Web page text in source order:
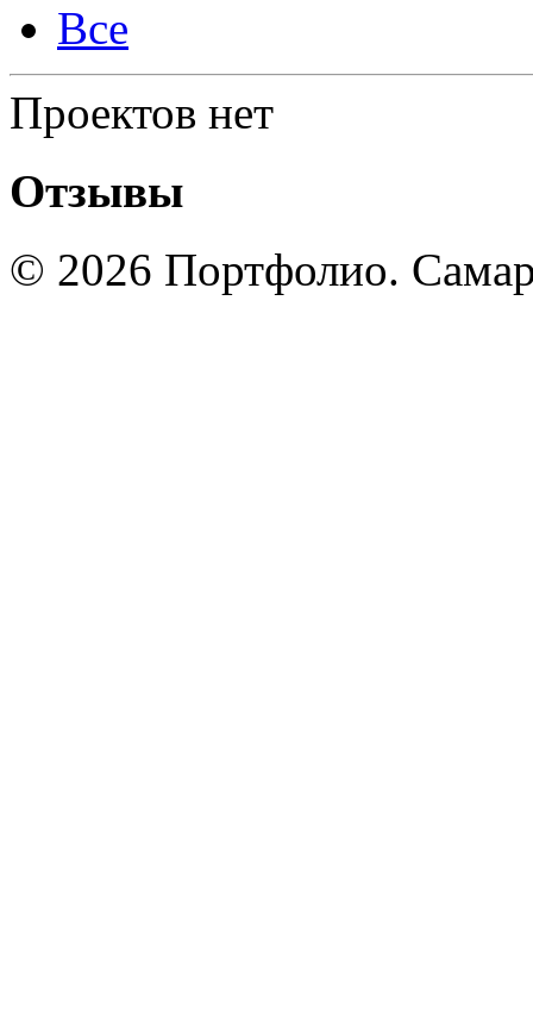
Все
Проектов нет
Отзывы
© 2026 Портфолио.